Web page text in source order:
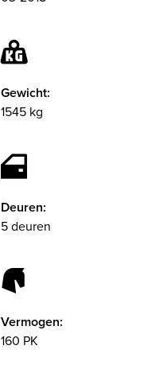
Gewicht:
1545 kg
Deuren:
5 deuren
Vermogen:
160 PK